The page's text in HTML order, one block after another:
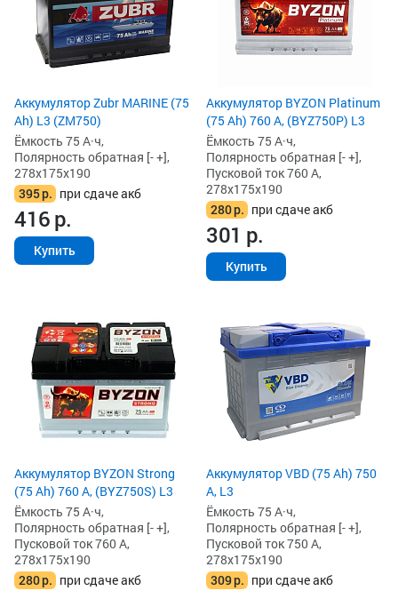
Аккумулятор Zubr MARINE (75
Ah) L3 (ZM750)
Ёмкость 75 А·ч,
Полярность обратная [- +],
278x175x190
395р. при сдаче акб
416р.
Купить
Аккумулятор BYZON Platinum
(75 Ah) 760 А, (BYZ750P) L3
Ёмкость 75 А·ч,
Полярность обратная [- +],
Пусковой ток 760 А,
278x175x190
280р. при сдаче акб
301 р.
Купить
Аккумулятор BYZON Strong
(75 Ah) 760 А, (BYZ750S) L3
Ёмкость 75 А·ч,
Полярность обратная [- +],
Пусковой ток 760 А,
278x175x190
280р. при сдаче акб
Аккумулятор VBD (75 Ah) 750
А, L3
Ёмкость 75 А·ч,
Полярность обратная [- +],
Пусковой ток 750 А,
278x175x190
309р. при сдаче акб